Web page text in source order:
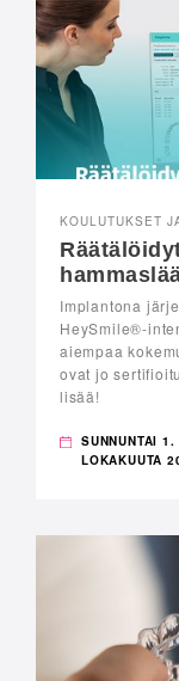
KOULUTUKSET
Implantona
HeySmile®-
aiempaa
ovat jo
lisää!
SUNNUNTAI
LOKAKUUTA